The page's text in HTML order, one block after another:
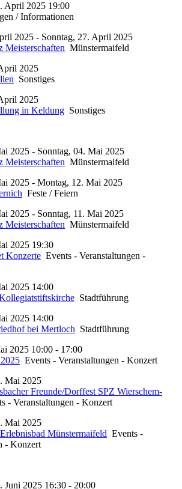
April 2025 19:00
/ Informationen
2025 - Sonntag, 27. April 2025
Meisterschaften Münstermaifeld
2025
Sonstiges
2025
in Keldung Sonstiges
2025 - Sonntag, 04. Mai 2025
Meisterschaften Münstermaifeld
2025 - Montag, 12. Mai 2025
Feste / Feiern
2025 - Sonntag, 11. Mai 2025
Meisterschaften Münstermaifeld
2025 19:30
Konzerte Events - Veranstaltungen -
2025 14:00
Stadtführung
2025 14:00
bei Mertloch Stadtführung
2025 10:00 - 17:00
Events - Veranstaltungen - Konzert
Mai 2025
Freunde/Dorffest SPZ Wierschem-
- Veranstaltungen - Konzert
Mai 2025
Münstermaifeld Events -
- Konzert
Juni 2025 16:30 - 20:00